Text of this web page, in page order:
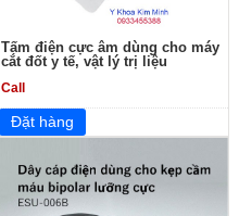
Tấm điện cực âm dùng cho máy
cắt đốt y tế, vật lý trị liệu
Call